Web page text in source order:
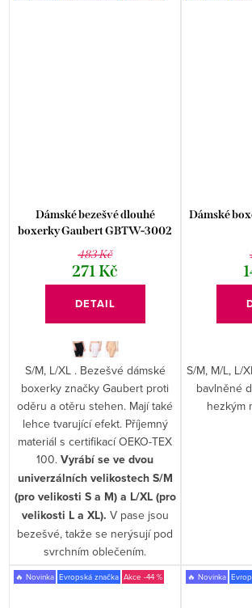
Dámské bezešvé dlouhé
boxerky Gaubert GBTW-3002
483 Kč
271 Kč
DETAIL
S/M, L/XL . Bezešvé dámské
boxerky značky Gaubert proti
oděru a otěru stehen. Mají také
lehce tvarující efekt. Příjemný
materiál s certifikací OEKO-TEX
100.Vyrábí se ve dvou
univerzálních velikostech S/M
(pro velikosti S a M) a L/XL (pro
velikosti L a XL). V pase jsou
bezešvé, takže se nerýsují pod
svrchním oblečením.
Dámské
S/M, M/L, L/
bavlněné
hezkým
🔥 Novinka Evropská značka -44 % 🔥 Novinka